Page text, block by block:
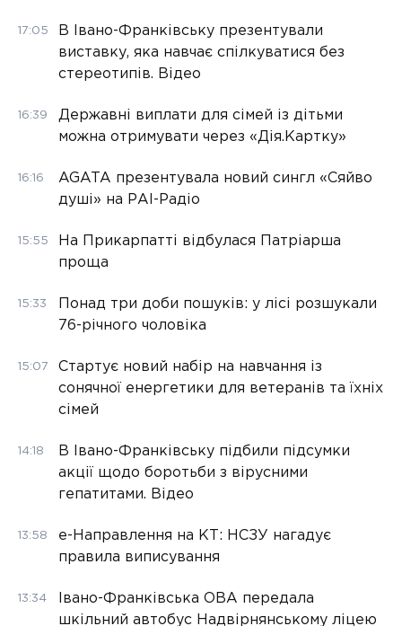
17:05
В Івано-Франківську презентували
виставку, яка навчає спілкуватися без
стереотипів. Відео
16:39
Державні виплати для сімей із дітьми
можна отримувати через «Дія.Картку»
16:16
AGATA презентувала новий сингл «Сяйво
душі» на РАІ-Радіо
15:55
На Прикарпатті відбулася Патріарша
проща
15:33
Понад три доби пошуків: у лісі розшукали
76-річного чоловіка
15:07
Стартує новий набір на навчання із
сонячної енергетики для ветеранів та їхніх
сімей
14:18
В Івано-Франківську підбили підсумки
акції щодо боротьби з вірусними
гепатитами. Відео
13:58
е-Направлення на КТ: НСЗУ нагадує
правила виписування
13:34
Івано-Франківська ОВА передала
шкільний автобус Надвірнянському ліцею